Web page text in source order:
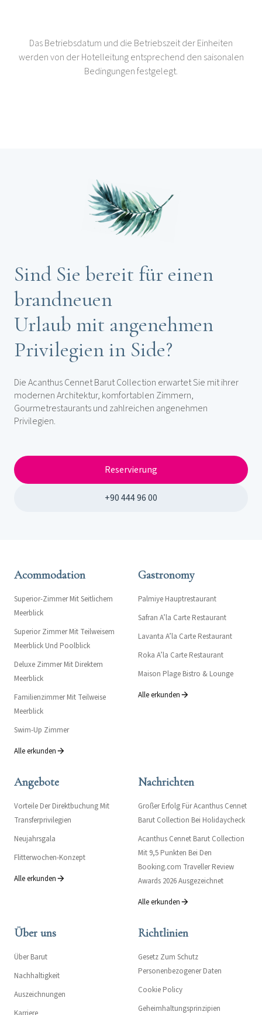
Das Betriebsdatum und die Betriebszeit der Einheiten
werden von der Hotelleitung entsprechend den saisonalen
Bedingungen festgelegt.
Sind Sie bereit für einen
brandneuen
Urlaub mit angenehmen
Privilegien in Side?
Die Acanthus Cennet Barut Collection erwartet Sie mit ihrer
modernen Architektur, komfortablen Zimmern,
Gourmetrestaurants und zahlreichen angenehmen
Privilegien.
Reservierung
+90 444 96 00
Acommodation
Superior-Zimmer Mit Seitlichem
Meerblick
Superior Zimmer Mit Teilweisem
Meerblick Und Poolblick
Deluxe Zimmer Mit Direktem
Meerblick
Familienzimmer Mit Teilweise
Meerblick
Swim-Up Zimmer
Alle erkunden
Gastronomy
Palmiye Hauptrestaurant
Safran A’la Carte Restaurant
Lavanta A’la Carte Restaurant
Roka A’la Carte Restaurant
Maison Plage Bistro & Lounge
Alle erkunden
Angebote
Vorteile Der Direktbuchung Mit
Transferprivilegien
Neujahrsgala
Flitterwochen-Konzept
Alle erkunden
Nachrichten
Großer Erfolg Für Acanthus Cennet
Barut Collection Bei Holidaycheck
Acanthus Cennet Barut Collection
Mit 9,5 Punkten Bei Den
Booking.com Traveller Review
Awards 2026 Ausgezeichnet
Alle erkunden
Über uns
Über Barut
Nachhaltigkeit
Auszeichnungen
Richtlinien
Gesetz Zum Schutz
Personenbezogener Daten
Cookie Policy
Geheimhaltungsprinzipien